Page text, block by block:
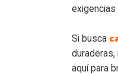
Si busca
aquí para